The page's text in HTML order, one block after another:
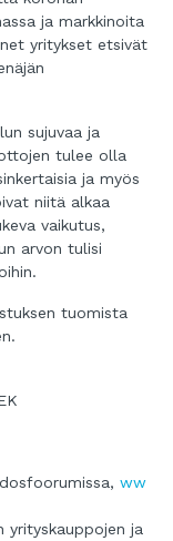
ja markkinoita
yritykset etsivät
sujuvaa ja
tulee olla
ja myös
niitä alkaa
vaikutus,
arvon tulisi
tuomista
ww
yrityskauppojen ja